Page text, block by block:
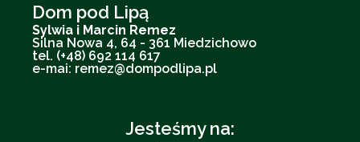
Dom pod Lipą
Sylwia i Marcin Remez
Silna Nowa 4, 64 - 361 Miedzichowo
tel. (+48) 692 114 617
e-mai: remez@dompodlipa.pl
Jesteśmy na: